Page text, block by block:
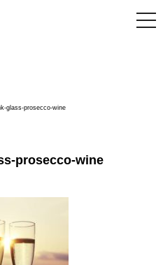
glass-prosecco-wine
prosecco-wine